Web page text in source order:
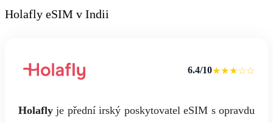
Holafly eSIM v Indii
6.4/10★★★☆☆
Holaflyje přední irský poskytovatel eSIM s opravdu